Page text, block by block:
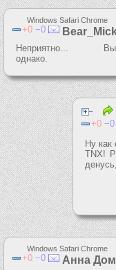
Windows Safari Chrome
0 0
Неприятно...
однако.
0 0
Ну как
TNX!
Windows Safari Chrome
0 0 Анна